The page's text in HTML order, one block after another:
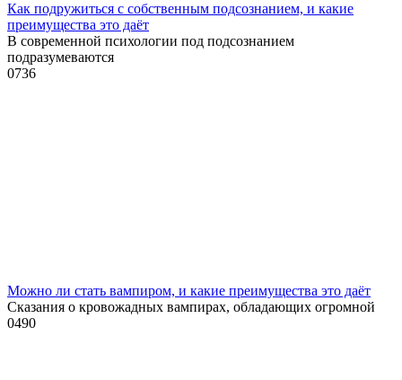
Как подружиться с собственным подсознанием, и какие
преимущества это даёт
В современной психологии под подсознанием
подразумеваются
0736
Можно ли стать вампиром, и какие преимущества это даёт
Сказания о кровожадных вампирах, обладающих огромной
0490